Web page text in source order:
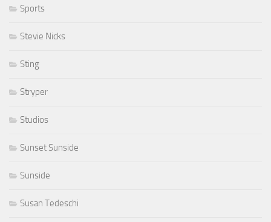
Sports
Stevie Nicks
Sting
Stryper
Studios
Sunset Sunside
Sunside
Susan Tedeschi